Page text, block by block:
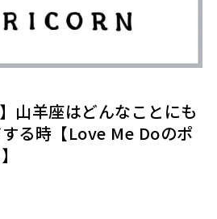
山羊座はどんなことにも
る時【Love Me Doのポ